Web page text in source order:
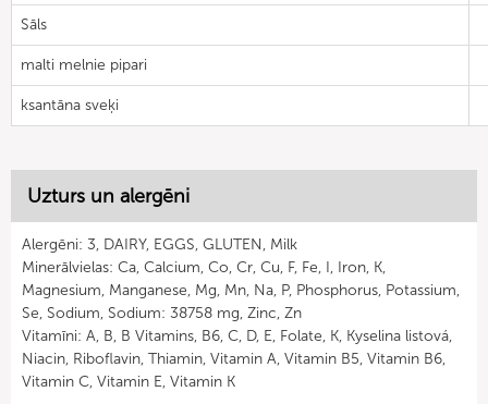
Sāls
malti melnie pipari
ksantāna sveķi
Uzturs un alergēni
Alergēni: 3, DAIRY, EGGS, GLUTEN, Milk
Minerālvielas: Ca, Calcium, Co, Cr, Cu, F, Fe, I, Iron, K,
Magnesium, Manganese, Mg, Mn, Na, P, Phosphorus, Potassium,
Se, Sodium, Sodium: 38758 mg, Zinc, Zn
Vitamīni: A, B, B Vitamins, B6, C, D, E, Folate, K, Kyselina listová,
Niacin, Riboflavin, Thiamin, Vitamin A, Vitamin B5, Vitamin B6,
Vitamin C, Vitamin E, Vitamin K